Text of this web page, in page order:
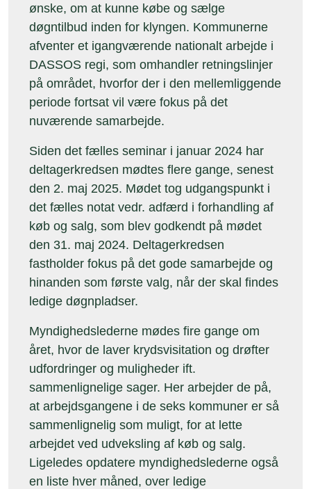
ønske, om at kunne købe og sælge
døgntilbud inden for klyngen. Kommunerne
afventer et igangværende nationalt arbejde i
DASSOS regi, som omhandler retningslinjer
på området, hvorfor der i den mellemliggende
periode fortsat vil være fokus på det
nuværende samarbejde.
Siden det fælles seminar i januar 2024 har
deltagerkredsen mødtes flere gange, senest
den 2. maj 2025. Mødet tog udgangspunkt i
det fælles notat vedr. adfærd i forhandling af
køb og salg, som blev godkendt på mødet
den 31. maj 2024. Deltagerkredsen
fastholder fokus på det gode samarbejde og
hinanden som første valg, når der skal findes
ledige døgnpladser.
Myndighedslederne mødes fire gange om
året, hvor de laver krydsvisitation og drøfter
udfordringer og muligheder ift.
sammenlignelige sager. Her arbejder de på,
at arbejdsgangene i de seks kommuner er så
sammenlignelig som muligt, for at lette
arbejdet ved udveksling af køb og salg.
Ligeledes opdatere myndighedslederne også
en liste hver måned, over ledige